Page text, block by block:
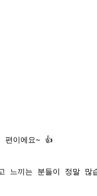
편이에요~ 👍
느끼는 분들이 정말 많